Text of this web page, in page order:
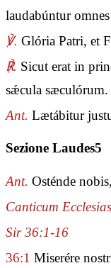
laudabúntur
℣. Glória Patri, et
℟. Sicut erat in
sǽcula sæculórum.
Ant. Lætábitur
Sezione Laudes5
Ant. Osténde
Canticum
Sir 36:1-16
36:1 Miserére